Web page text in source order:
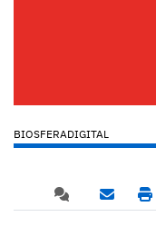
BIOSFERADIGITAL